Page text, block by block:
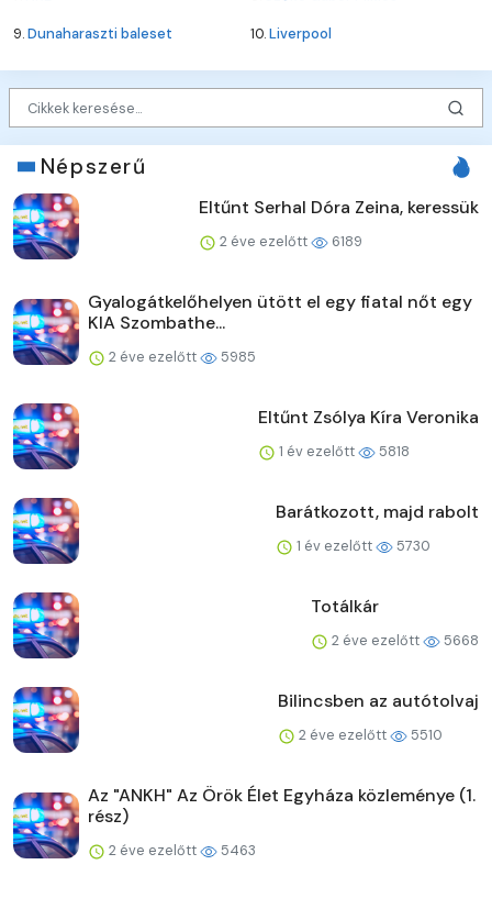
9.Dunaharaszti baleset 10.Liverpool
Népszerű
Eltűnt Serhal Dóra Zeina, keressük
2 éve ezelőtt 6189
Gyalogátkelőhelyen ütött el egy fiatal nőt egy
KIA Szombathe...
2 éve ezelőtt 5985
Eltűnt Zsólya Kíra Veronika
1 év ezelőtt 5818
Barátkozott, majd rabolt
1 év ezelőtt 5730
Totálkár
2 éve ezelőtt 5668
Bilincsben az autótolvaj
2 éve ezelőtt 5510
Az "ANKH" Az Örök Élet Egyháza közleménye (1.
rész)
2 éve ezelőtt 5463